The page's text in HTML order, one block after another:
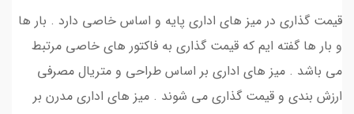
قیمت گذاری در میز های اداری پایه و اساس خاصی دارد . بار ها
و بار ها گفته ایم که قیمت گذاری به فاکتور های خاصی مرتبط
می باشد . میز های اداری بر اساس طراحی و متریال مصرفی
ارزش بندی و قیمت گذاری می شوند . میز های اداری مدرن بر